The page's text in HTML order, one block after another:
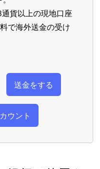
貨以上の現地口座
で海外送金の受け
送金をする
ウント